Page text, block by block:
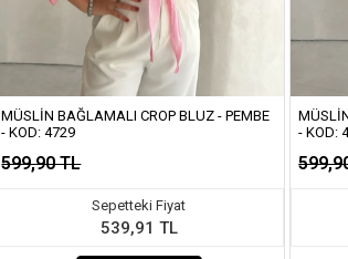
MÜSLIN BAĞLAMALI CROP BLUZ - PEMBE
- KOD: 4729
599,90 TL
Sepetteki Fiyat
539,91 TL
- KOD: